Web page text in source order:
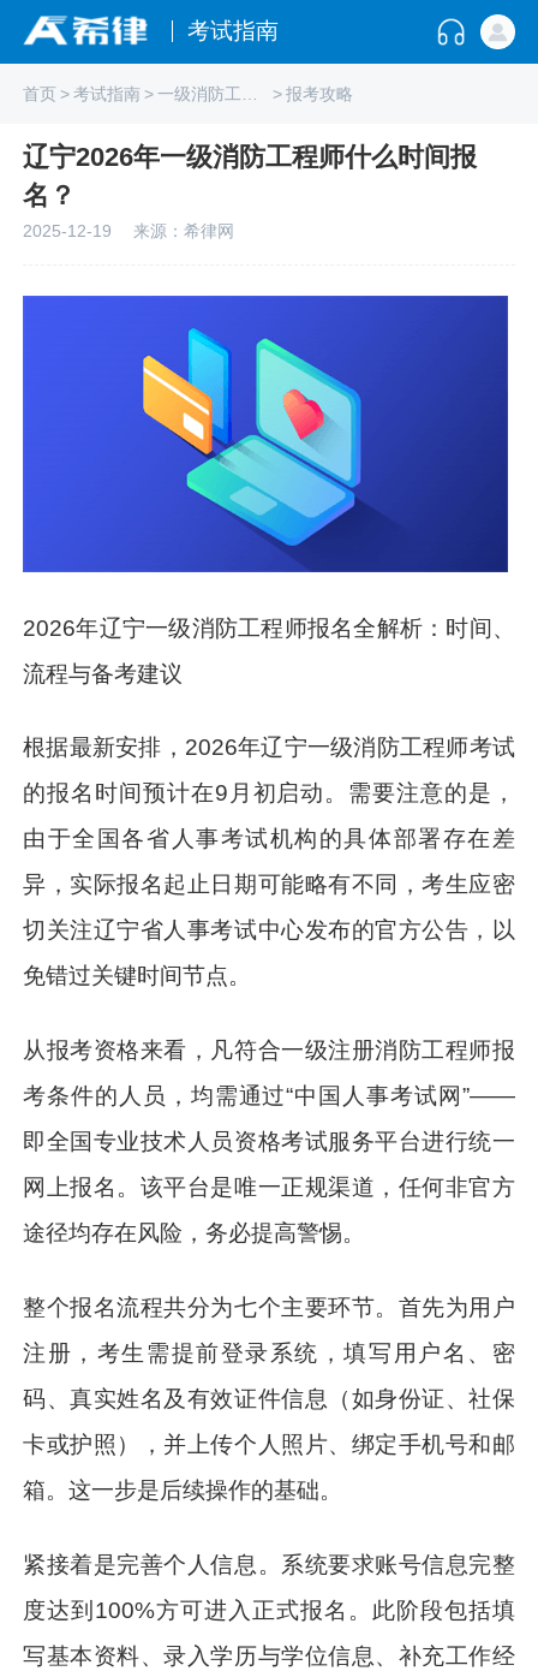
考试指南
首页>考试指南> > 报考攻略
辽宁2026年一级消防工程师什么时间报
名？
2025-12-19 来源：希律网
2026年辽宁一级消防工程师报名全解析：时间、
流程与备考建议
根据最新安排，2026年辽宁一级消防工程师考试
的报名时间预计在9月初启动。需要注意的是，
由于全国各省人事考试机构的具体部署存在差
异，实际报名起止日期可能略有不同，考生应密
切关注辽宁省人事考试中心发布的官方公告，以
免错过关键时间节点。
从报考资格来看，凡符合一级注册消防工程师报
考条件的人员，均需通过“中国人事考试网”——
即全国专业技术人员资格考试服务平台进行统一
网上报名。该平台是唯一正规渠道，任何非官方
途径均存在风险，务必提高警惕。
整个报名流程共分为七个主要环节。首先为用户
注册，考生需提前登录系统，填写用户名、密
码、真实姓名及有效证件信息（如身份证、社保
卡或护照），并上传个人照片、绑定手机号和邮
箱。这一步是后续操作的基础。
紧接着是完善个人信息。系统要求账号信息完整
度达到100%方可进入正式报名。此阶段包括填
写基本资料、录入学历与学位信息、补充工作经